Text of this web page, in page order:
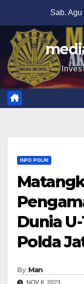
content
Sab.
INFO POLRI
Dunia U-
Polda
By Man